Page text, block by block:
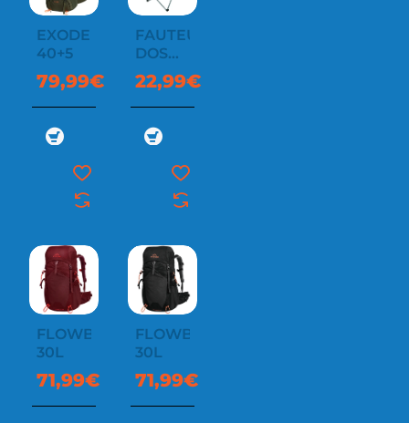
EXODE
40+5
79,99€
FAUTEUIL
DOS
VENTILÉ
22,99€
FLOWBACK
30L
71,99€
FLOWBACK
30L
71,99€